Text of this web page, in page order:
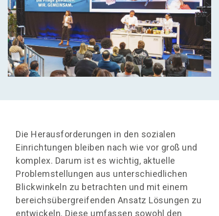
Die Herausforderungen in den sozialen
Einrichtungen bleiben nach wie vor groß und
komplex. Darum ist es wichtig, aktuelle
Problemstellungen aus unterschiedlichen
Blickwinkeln zu betrachten und mit einem
bereichsübergreifenden Ansatz Lösungen zu
entwickeln. Diese umfassen sowohl den